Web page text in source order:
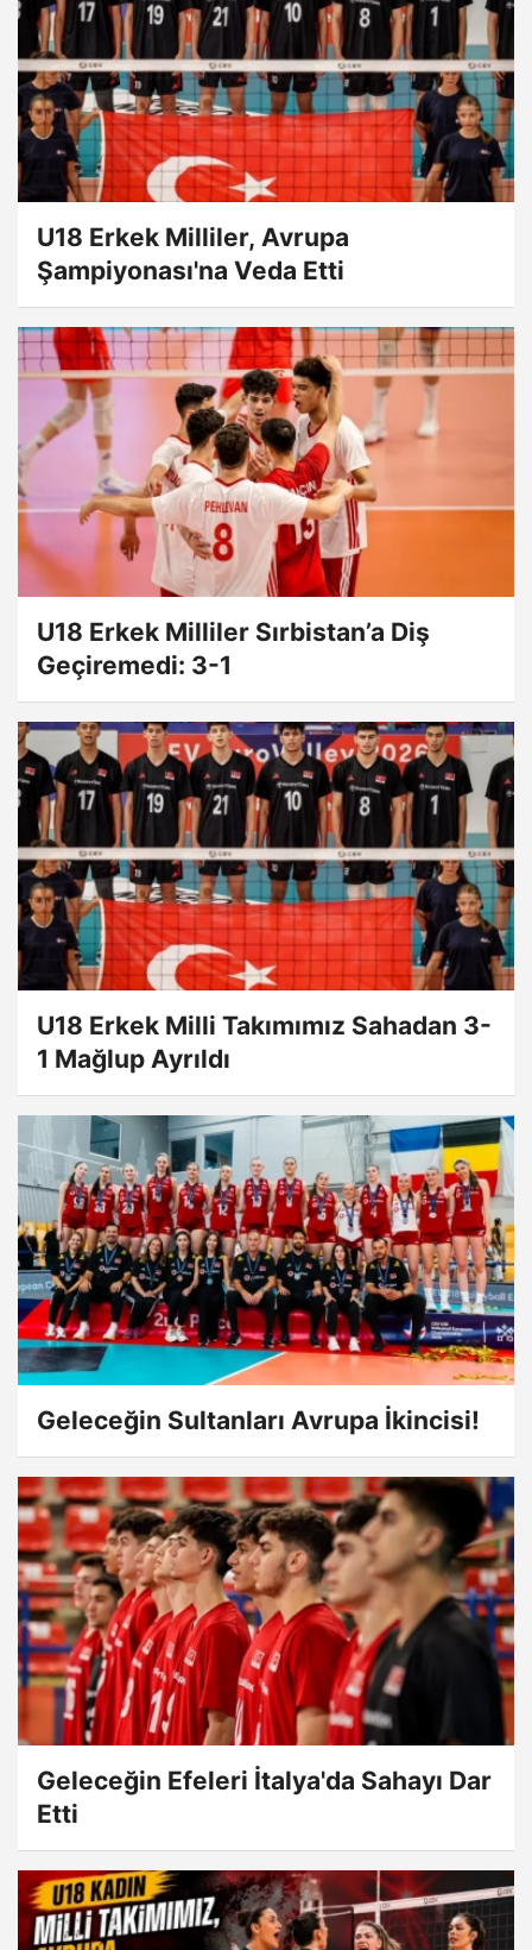
U18 Erkek Milliler, Avrupa
Şampiyonası'na Veda Etti
U18 Erkek Milliler Sırbistan’a Diş
Geçiremedi: 3-1
U18 Erkek Milli Takımımız Sahadan 3-
1 Mağlup Ayrıldı
Geleceğin Sultanları Avrupa İkincisi!
Geleceğin Efeleri İtalya'da Sahayı Dar
Etti